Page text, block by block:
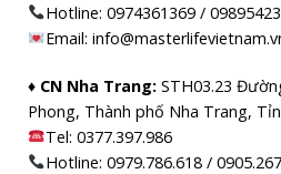
Hotline: 0974361369 /
Email:
♦ CN Nha Trang: STH03.23
Phong, Thành phố Nha Trang,
Tel: 0377.397.986
Hotline: 0979.786.618 /